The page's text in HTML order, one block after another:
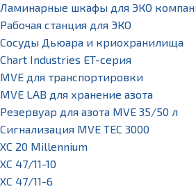
Ламинарные шкафы для ЭКО
Рабочая станция для ЭКО
Сосуды Дьюара и криохранилища
Chart Industries ET-серия
MVE для транспортировки
MVE LAB для хранение азота
Резервуар для азота MVE 35/50 л
Сигнализация MVE TEC 3000
XC 20 Millennium
XC 47/11-10
XC 47/11-6